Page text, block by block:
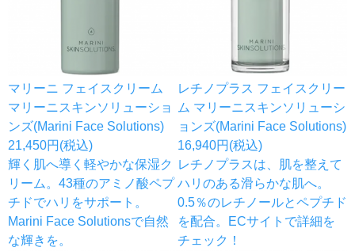
マリーニ フェイスクリーム
マリーニスキンソリューショ
ンズ(Marini Face Solutions)
21,450円(税込)
輝く肌へ導く軽やかな保湿ク
リーム。43種のアミノ酸ペプ
チドでハリをサポート。
Marini Face Solutionsで自然
な輝きを。
レチノプラス フェイスクリー
ム マリーニスキンソリューシ
ョンズ(Marini Face Solutions)
16,940円(税込)
レチノプラスは、肌を整えて
ハリのある滑らかな肌へ。
0.5％のレチノールとペプチド
を配合。ECサイトで詳細を
チェック！